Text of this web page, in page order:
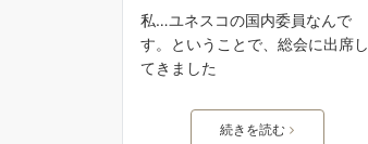
私…ユネスコの国内委員なんで
す。ということで、総会に出席し
てきました
続きを読む